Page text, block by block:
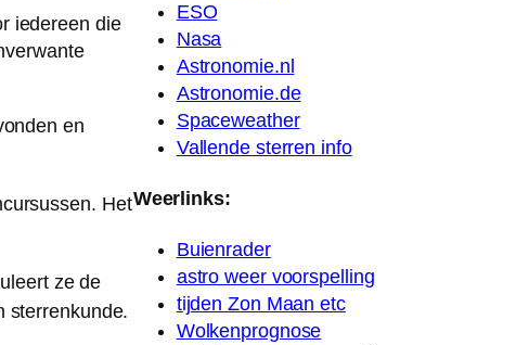
iedereen die
en
Het
ze de
sterrenkunde.
ESO
Nasa
Astronomie.nl
Astronomie.de
Spaceweather
Vallende sterren info
Weerlinks:
Buienrader
astro weer voorspelling
tijden Zon Maan etc
Wolkenprognose